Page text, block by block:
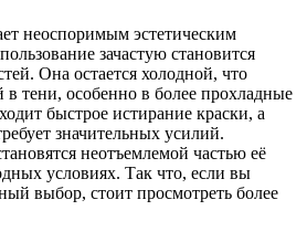
неоспоримым эстетическим
зачастую становится
Она остается холодной, что
в тени, особенно в более прохладные
быстрое истирание краски, а
значительных усилий.
неотъемлемой частью её
условиях. Так что, если вы
выбор, стоит просмотреть более